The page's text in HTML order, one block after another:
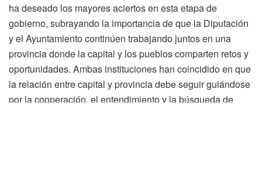
ha deseado los mayores aciertos en esta etapa de
gobierno, subrayando la importancia de que la Diputación
y el Ayuntamiento continúen trabajando juntos en una
provincia donde la capital y los pueblos comparten retos y
oportunidades. Ambas instituciones han coincidido en que
la relación entre capital y provincia debe seguir guiándose
por la cooperación, el entendimiento y la búsqueda de